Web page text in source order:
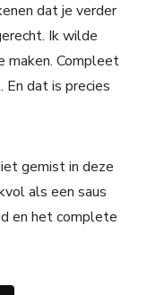
dat je verder
Ik wilde
maken. Compleet
En dat is precies
gemist in deze
als een saus
en het complete